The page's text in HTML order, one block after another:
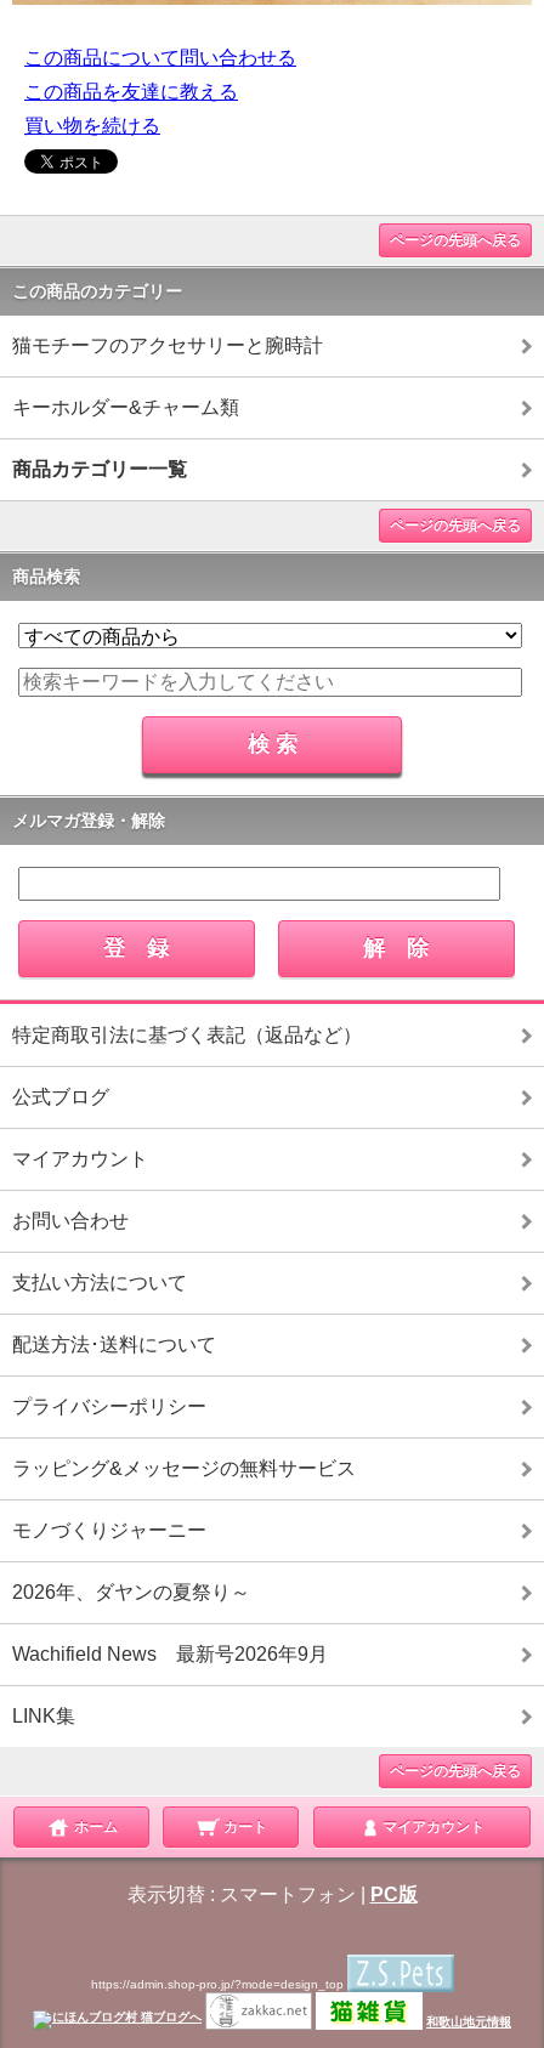
この商品について問い合わせる
この商品を友達に教える
買い物を続ける
ページの先頭へ戻る
この商品のカテゴリー
猫モチーフのアクセサリーと腕時計
キーホルダー&チャーム類
商品カテゴリー一覧
ページの先頭へ戻る
商品検索
メルマガ登録・解除
特定商取引法に基づく表記（返品など）
公式ブログ
マイアカウント
お問い合わせ
支払い方法について
配送方法･送料について
プライバシーポリシー
ラッピング&メッセージの無料サービス
モノづくりジャーニー
2026年、ダヤンの夏祭り～
Wachifield News 最新号2026年9月
LINK集
ページの先頭へ戻る
ホーム カート マイアカウント
表示切替 : スマートフォン PC版
https://admin.shop-pro.jp/?mode=design_top
和歌山地元情報